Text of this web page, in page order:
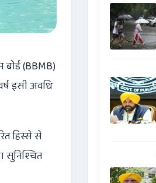
(BBMB)
इसी अवधि
हिस्से से
सुनिश्चित